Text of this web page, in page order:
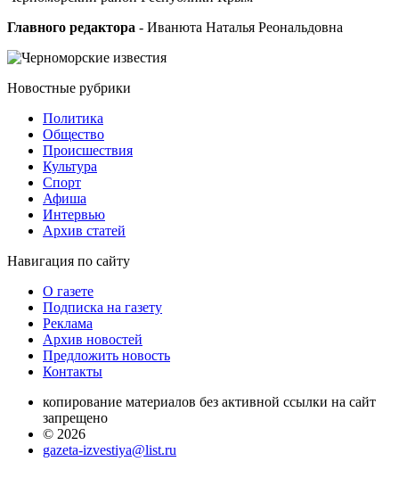
Главного редактора - Иванюта Наталья Реональдовна
Новостные рубрики
Политика
Общество
Проиcшествия
Культура
Спорт
Афиша
Интервью
Архив статей
Навигация по сайту
О газете
Подписка на газету
Реклама
Архив новостей
Предложить новость
Контакты
копирование материалов без активной ссылки на сайт
запрещено
© 2026
gazeta-izvestiya@list.ru